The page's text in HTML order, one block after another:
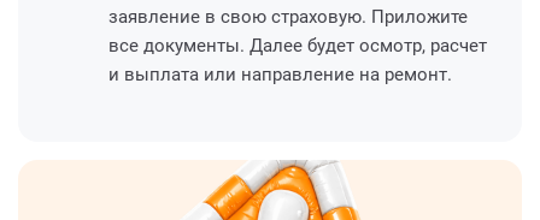
заявление в свою страховую. Приложите
все документы. Далее будет осмотр, расчет
и выплата или направление на ремонт.